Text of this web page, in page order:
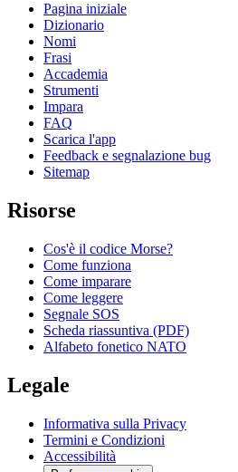
Pagina iniziale
Dizionario
Nomi
Frasi
Accademia
Strumenti
Impara
FAQ
Scarica l'app
Feedback e segnalazione bug
Sitemap
Risorse
Cos'è il codice Morse?
Come funziona
Come imparare
Come leggere
Segnale SOS
Scheda riassuntiva (PDF)
Alfabeto fonetico NATO
Legale
Informativa sulla Privacy
Termini e Condizioni
Accessibilità